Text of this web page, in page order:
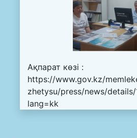
Ақпарат көзі :
https://www.gov.kz/
zhetysu/press/news/details/
lang=kk